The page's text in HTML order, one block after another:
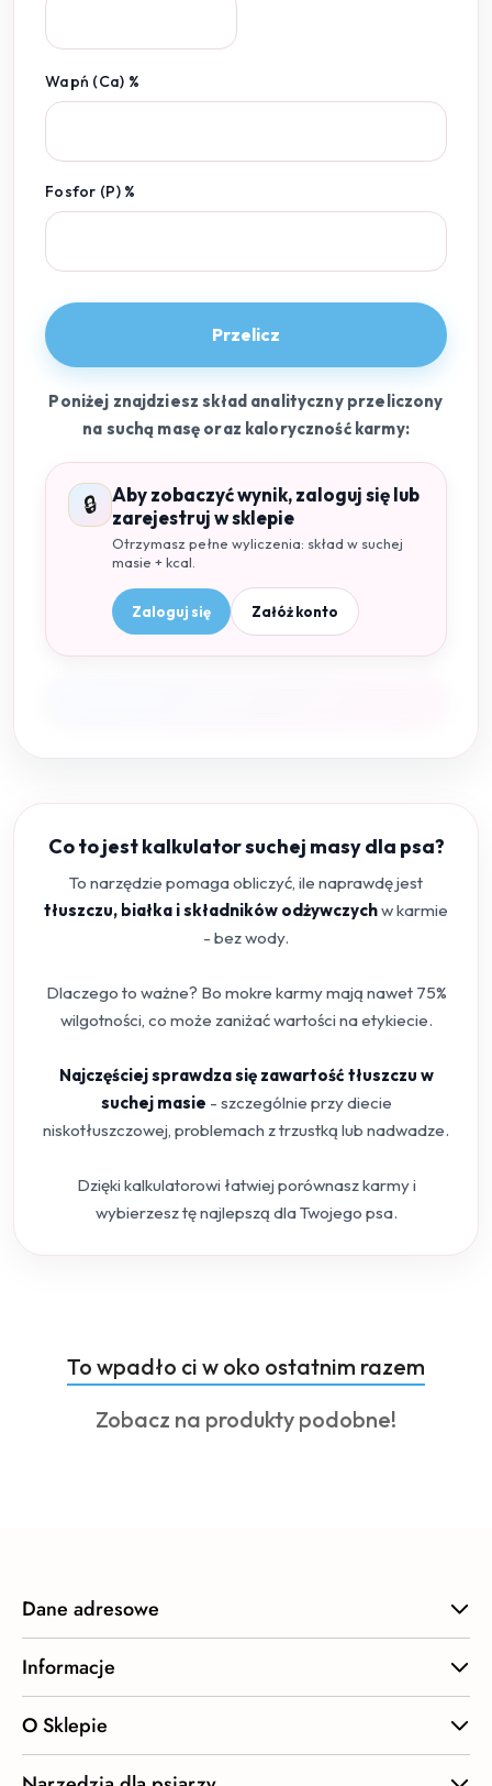
Wapń (Ca) %
Fosfor (P) %
Przelicz
Poniżej znajdziesz skład analityczny przeliczony
na suchą masę oraz kaloryczność karmy:
🔒
Aby zobaczyć wynik, zaloguj się lub
zarejestruj w sklepie
Otrzymasz pełne wyliczenia: skład w suchej
masie + kcal.
Zaloguj się Załóż konto
Co to jest kalkulator suchej masy dla psa?
To narzędzie pomaga obliczyć, ile naprawdę jest
tłuszczu, białka i składników odżywczychw karmie
- bez wody.
Dlaczego to ważne? Bo mokre karmy mają nawet 75%
wilgotności, co może zaniżać wartości na etykiecie.
Najczęściej sprawdza się zawartość tłuszczu w
suchej masie - szczególnie przy diecie
niskotłuszczowej, problemach z trzustką lub nadwadze.
Dzięki kalkulatorowi łatwiej porównasz karmy i
wybierzesz tę najlepszą dla Twojego psa.
Pomiń karuzelę produktów
Produkty
o
statusie:
To wpadło ci w oko ostatnim razem
Produkty
Zobacz na produkty podobne!
Dane adresowe
Informacje
O Sklepie